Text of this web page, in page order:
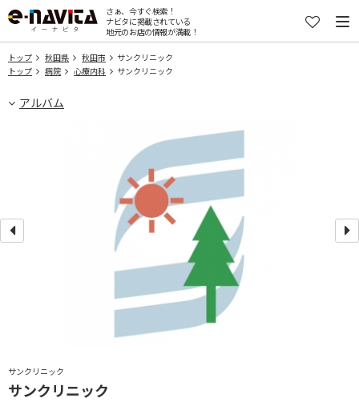
さぁ、今すぐ検索！
ナビタに掲載されている
地元のお店の情報が満載！
トップ 秋田県 秋田市
サンクリニック
トップ
病院 心療内科 サンクリニック
アルバム
サンクリニック
サンクリニック